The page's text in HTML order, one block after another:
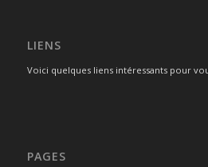
LIENS
Voici quelques liens intéressants pour
PAGES